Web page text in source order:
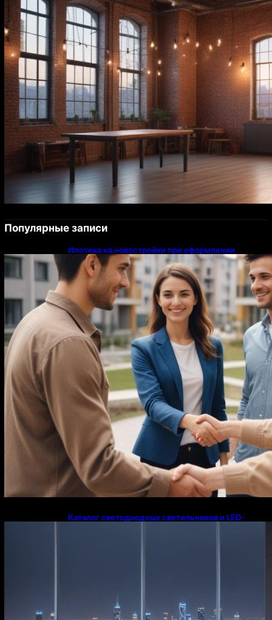
Популярные записи
Ипотека на новостройки при оформлении
напрямую у застройщика
Каталог светодиодных светильников и LED-